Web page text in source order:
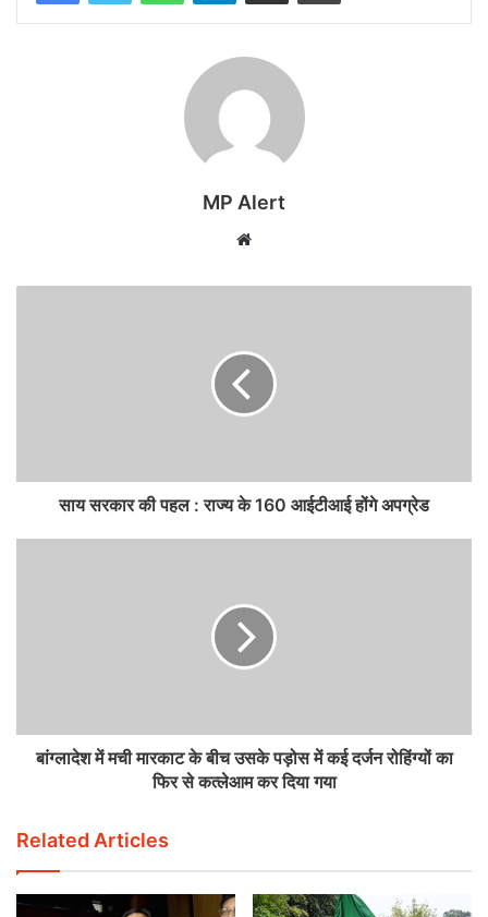
MP Alert
Website
साय सरकार की पहल : राज्य के 160 आईटीआई होंगे अपग्रेड
बांग्लादेश में मची मारकाट के बीच उसके पड़ोस में कई दर्जन रोहिंग्यों का
फिर से कत्लेआम कर दिया गया
Related Articles